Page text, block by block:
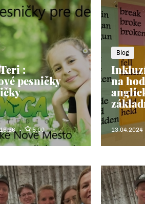
:
pesničky
5.00
Blog
na
13.04.2024